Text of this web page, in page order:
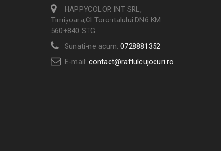
HAPPYCOLOR INT SRL,
Timișoara,Cl Torontalului DN6 KM
560+840 STG
Sunati-ne acum:0728881352
E-mail: contact@raftulcujocuri.ro